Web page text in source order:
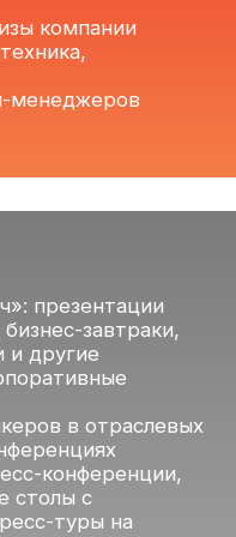
радио,